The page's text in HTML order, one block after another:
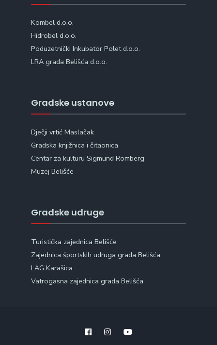
Kombel d.o.o.
Hidrobel d.o.o.
Poduzetnički Inkubator Polet d.o.o.
LRA grada Belišća d.o.o.
Gradske ustanove
Dječji vrtić Maslačak
Gradska knjižnica i čitaonica
Centar za kulturu Sigmund Romberg
Muzej Belišće
Gradske udruge
Turistička zajednica Belišće
Zajednica športskih udruga grada Belišća
LAG Karašica
Vatrogasna zajednica grada Belišća